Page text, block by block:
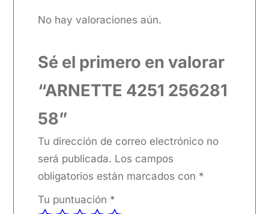
No hay valoraciones aún.
Sé el primero en valorar
“ARNETTE 4251 256281
58”
Tu dirección de correo electrónico no
será publicada. Los campos
obligatorios están marcados con *
Tu puntuación *